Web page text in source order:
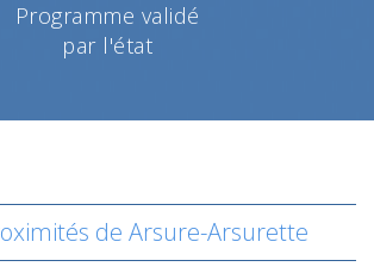
Programme validé
par l'état
de Arsure-Arsurette